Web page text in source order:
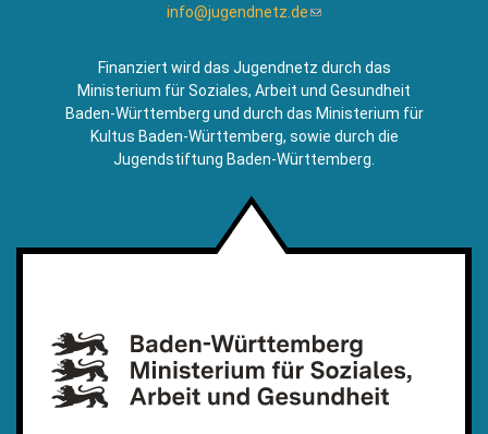
info@jugendnetz.de(Link
Mail)
Finanziert wird das Jugendnetz durch das
Ministerium für Soziales, Arbeit und Gesundheit
Baden-Württemberg und durch das Ministerium für
Kultus Baden-Württemberg, sowie durch die
Jugendstiftung Baden-Württemberg.